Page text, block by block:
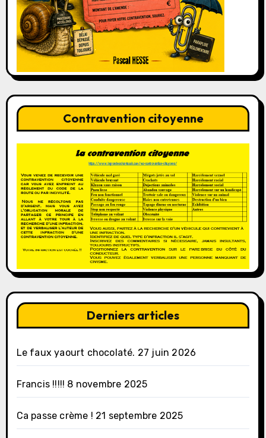
Contravention citoyenne
Derniers articles
Le faux yaourt chocolaté. 27 juin 2026
Francis !!!!! 8 novembre 2025
Ca passe crème ! 21 septembre 2025